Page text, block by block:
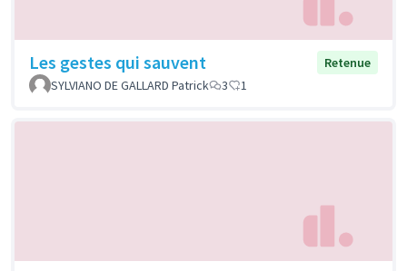
Les gestes qui sauvent
Retenue
SYLVIANO DE GALLARD Patrick
3 1